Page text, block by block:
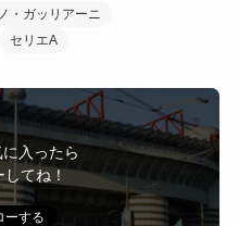
・ガッリアーニ
セリエA
入ったら
てね！